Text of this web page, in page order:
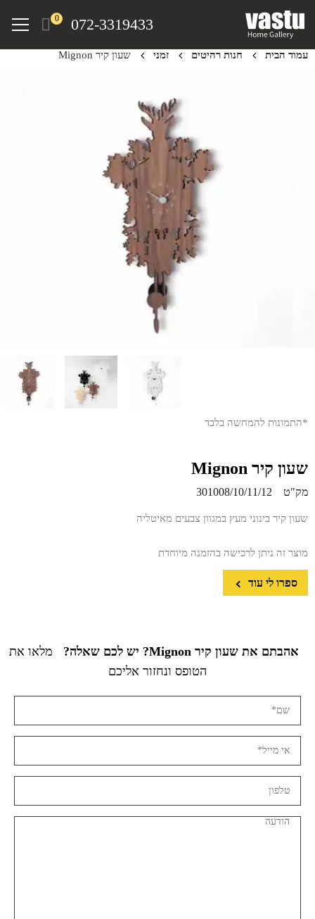
072-3319433
0
Menu
עמוד הבית חנות רהיטים זמני שעון קיר Mignon
*התמונות להמחשה בלבד
שעון קיר Mignon
מק"ט 301008/10/11/12
שעון קיר בינוני מעץ במגוון צבעים מאיטליה
מוצר זה ניתן לרכישה בהזמנה מיוחדת
ספרו לי עוד
אהבתם את שעון קיר Mignon? יש לכם שאלה?
מלאו את
הטופס ונחזור אליכם